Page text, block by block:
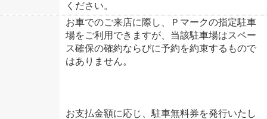
ください。
お車でのご来店に際し、Ｐマークの指定駐車
場をご利用できますが、当該駐車場はスペー
ス確保の確約ならびに予約を約束するもので
はありません。
お支払金額に応じ、駐車無料券を発行いたし